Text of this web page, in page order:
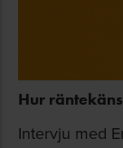
Hur
Intervju med